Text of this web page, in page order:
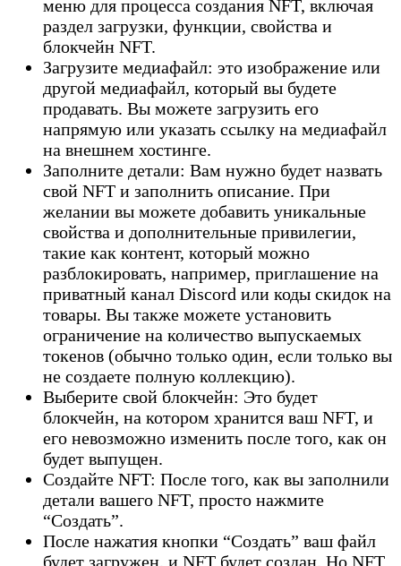
меню для процесса создания NFT, включая
раздел загрузки, функции, свойства и
блокчейн NFT.
Загрузите медиафайл: это изображение или
другой медиафайл, который вы будете
продавать. Вы можете загрузить его
напрямую или указать ссылку на медиафайл
на внешнем хостинге.
Заполните детали: Вам нужно будет назвать
свой NFT и заполнить описание. При
желании вы можете добавить уникальные
свойства и дополнительные привилегии,
такие как контент, который можно
разблокировать, например, приглашение на
приватный канал Discord или коды скидок на
товары. Вы также можете установить
ограничение на количество выпускаемых
токенов (обычно только один, если только вы
не создаете полную коллекцию).
Выберите свой блокчейн: Это будет
блокчейн, на котором хранится ваш NFT, и
его невозможно изменить после того, как он
будет выпущен.
Создайте NFT: После того, как вы заполнили
детали вашего NFT, просто нажмите
“Создать”.
После нажатия кнопки “Создать” ваш файл
будет загружен, и NFT будет создан. Но NFT